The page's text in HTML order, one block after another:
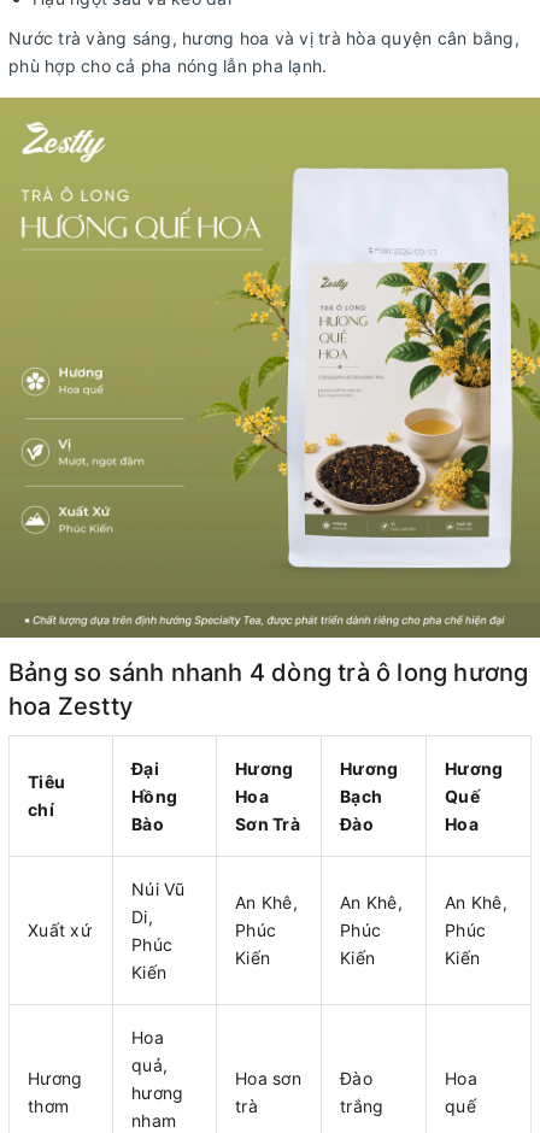
Nước trà vàng sáng, hương hoa và vị trà hòa quyện cân bằng,
phù hợp cho cả pha nóng lẫn pha lạnh.
Bảng so sánh nhanh 4 dòng trà ô long hương
hoa Zestty
Tiêu
chí
Đại
Hồng
Bào
Hương
Hoa
Sơn Trà
Hương
Bạch
Đào
Hương
Quế
Hoa
Xuất xứ
Núi Vũ
Di,
Phúc
Kiến
An Khê,
Phúc
Kiến
An Khê,
Phúc
Kiến
An Khê,
Phúc
Kiến
Hương
thơm
Hoa
quả,
hương
nham
Hoa sơn
trà
Đào
trắng
Hoa
quế